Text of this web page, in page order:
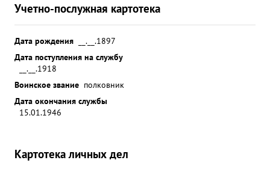
Учетно-послужная картотека
Дата рождения
__.__.1897
Дата поступления на службу
__.__.1918
Воинское звание полковник
Дата окончания службы
15.01.1946
Картотека личных дел